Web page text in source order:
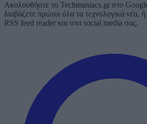
Ακολουθήστε το Techmaniacs.gr στο
διαβάζετε πρώτοι όλα τα τεχνολογικά νέα,
RSS feed reader και στα social media σας.